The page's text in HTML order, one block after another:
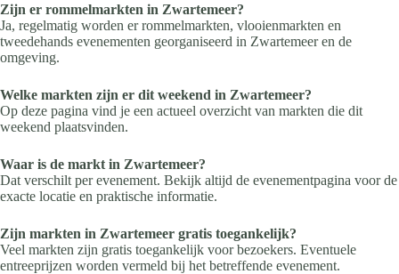
Zijn er rommelmarkten in Zwartemeer?
Ja, regelmatig worden er rommelmarkten, vlooienmarkten en
tweedehands evenementen georganiseerd in Zwartemeer en de
omgeving.
Welke markten zijn er dit weekend in Zwartemeer?
Op deze pagina vind je een actueel overzicht van markten die dit
weekend plaatsvinden.
Waar is de markt in Zwartemeer?
Dat verschilt per evenement. Bekijk altijd de evenementpagina voor de
exacte locatie en praktische informatie.
Zijn markten in Zwartemeer gratis toegankelijk?
Veel markten zijn gratis toegankelijk voor bezoekers. Eventuele
entreeprijzen worden vermeld bij het betreffende evenement.